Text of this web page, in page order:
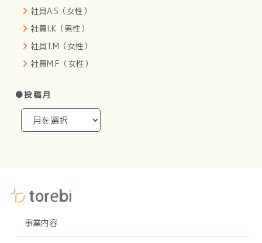
社員A.S（女性）
社員I.K（男性）
社員T.M（女性）
社員M.F（女性）
●投稿月
事業内容